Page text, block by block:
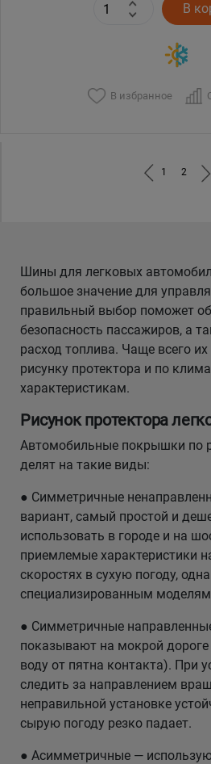
В
В избранное
1 2
Шины для легковых
большое значение для
правильный выбор поможет
безопасность пассажиров, а
расход топлива. Чаще всего
рисунку протектора и по
характеристикам.
Рисунок протектора
Автомобильные покрышки по
делят на такие виды:
● Симметричные
вариант, самый простой и
использовать в городе и на
приемлемые характеристики
скоростях в сухую погоду,
специализированным
● Симметричные
показывают на мокрой
воду от пятна контакта). При
следить за направлением
неправильной установке
сырую погоду резко падает.
● Асимметричные —